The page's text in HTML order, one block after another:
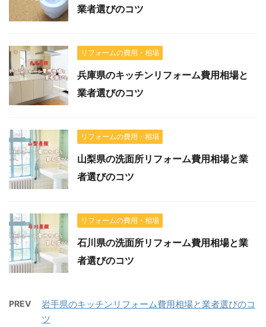
業者選びのコツ
リフォームの費用・相場
兵庫県のキッチンリフォーム費用相場と
業者選びのコツ
リフォームの費用・相場
山梨県の洗面所リフォーム費用相場と業
者選びのコツ
リフォームの費用・相場
石川県の洗面所リフォーム費用相場と業
者選びのコツ
PREV
岩手県のキッチンリフォーム費用相場と業者選びのコ
ツ